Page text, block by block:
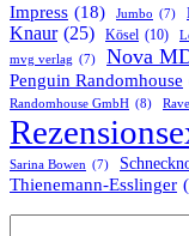
Impress (18) Jumbo (7)
Knaur (25) Kösel (10)
mvg verlag (7) Nova
Penguin Randomhouse
Randomhouse GmbH (8)
Sarina Bowen (7)
Thienemann-Esslinger